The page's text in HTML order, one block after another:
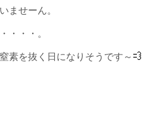
ませーん。
・・・。
素を抜く日になりそうです～